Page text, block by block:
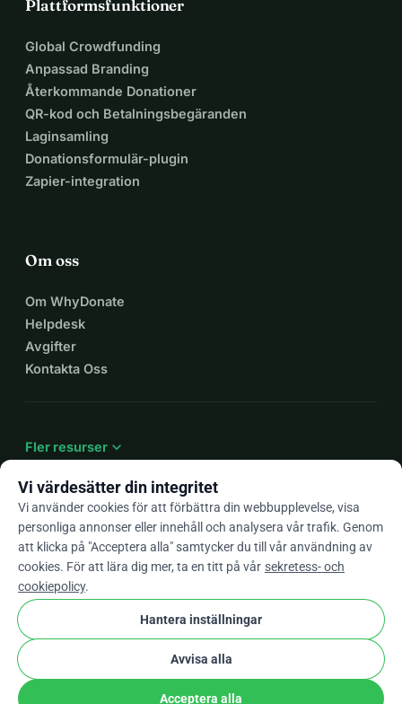
Plattformsfunktioner
Global Crowdfunding
Anpassad Branding
Återkommande Donationer
QR-kod och Betalningsbegäranden
Laginsamling
Donationsformulär-plugin
Zapier-integration
Om oss
Om WhyDonate
Helpdesk
Avgifter
Kontakta Oss
Fler resurser expand_more
Sv arrow_drop_down
★★★★★4,9 / 5 baserat på 500+ omdömen
WhyDonateIntegritet och cookies
Villkor och bestämmelser
stripe checkVerifierad Partner
Vi värdesätter din integritet
Vi använder cookies för att förbättra din webbupplevelse, visa
personliga annonser eller innehåll och analysera vår trafik. Genom
att klicka på "Acceptera alla" samtycker du till vår användning av
cookies. För att lära dig mer, ta en titt på vår sekretess- och
cookiepolicy.
Hantera inställningar
Avvisa alla
Acceptera alla